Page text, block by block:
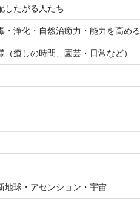
したがる人たち
・浄化・自然治癒力・能力を高める
（癒しの時間、園芸・日常など）
地球・アセンション・宇宙